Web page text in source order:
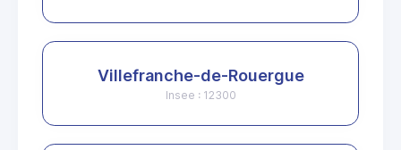
Villefranche-de-Rouergue
Insee : 12300